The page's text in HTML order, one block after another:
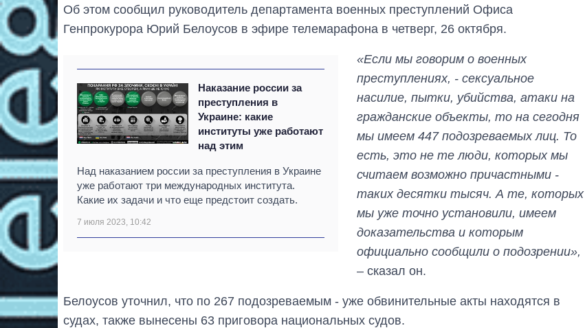
Об этом сообщил руководитель департамента военных преступлений Офиса
Генпрокурора Юрий Белоусов в эфире телемарафона в четверг, 26 октября.
Наказание россии за
преступления в
Украине: какие
институты уже работают
над этим
Над наказанием россии за преступления в Украине
уже работают три международных института.
Какие их задачи и что еще предстоит создать.
7 июля 2023, 10:42
«Если мы говорим о военных
преступлениях, - сексуальное
насилие, пытки, убийства, атаки на
гражданские объекты, то на сегодня
мы имеем 447 подозреваемых лиц. То
есть, это не те люди, которых мы
считаем возможно причастными -
таких десятки тысяч. А те, которых
мы уже точно установили, имеем
доказательства и которым
официально сообщили о подозрении»,
– сказал он.
Белоусов уточнил, что по 267 подозреваемым - уже обвинительные акты находятся в
судах, также вынесены 63 приговора национальных судов.
Как за 10 лет
количество
аспирантуру